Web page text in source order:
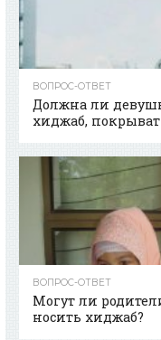
ВОПРОС-ОТВЕТ
Должна ли
хиджаб,
ВОПРОС-ОТВЕТ
Могут ли
носить хиджаб?